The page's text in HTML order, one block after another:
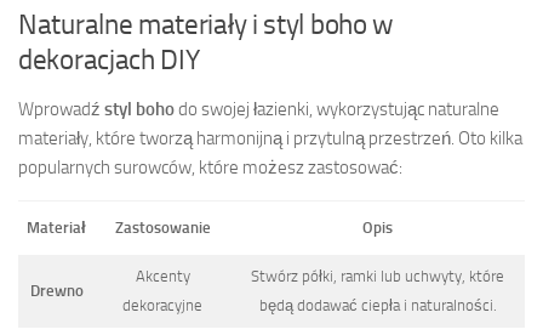
Naturalne materiały i styl boho w
dekoracjach DIY
Wprowadź styl bohodo swojej łazienki, wykorzystując naturalne
materiały, które tworzą harmonijną i przytulną przestrzeń. Oto kilka
popularnych surowców, które możesz zastosować:
Materiał Zastosowanie Opis
Drewno
Akcenty
dekoracyjne
Stwórz półki, ramki lub uchwyty, które
będą dodawać ciepła i naturalności.